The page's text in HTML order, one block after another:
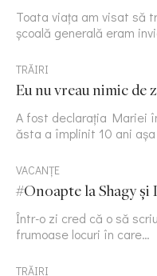
Toata viața am visat să
școală generală eram
TRĂIRI
Eu nu vreau nimic de
A fost declarația Mariei
ăsta a împlinit 10 ani
VACANȚE
#Onoapte la Shagy și
Într-o zi cred că o să
frumoase locuri în care…
TRĂIRI